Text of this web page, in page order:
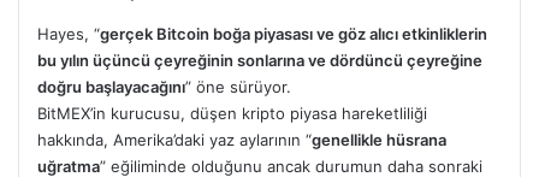
Hayes, “gerçek Bitcoin boğa piyasası ve göz alıcı etkinliklerin
bu yılın üçüncü çeyreğinin sonlarına ve dördüncü çeyreğine
doğru başlayacağını” öne sürüyor.
BitMEX’in kurucusu, düşen kripto piyasa hareketliliği
hakkında, Amerika’daki yaz aylarının “genellikle hüsrana
uğratma” eğiliminde olduğunu ancak durumun daha sonraki